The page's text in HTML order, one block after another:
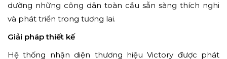
dưỡng những công dân toàn cầu sẵn sàng thích nghi
và phát triển trong tương lai.
Giải pháp thiết kế
Hệ thống nhận diện thương hiệu Victory được phát